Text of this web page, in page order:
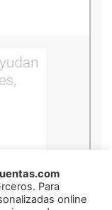
Para
online